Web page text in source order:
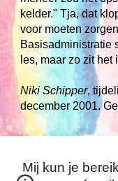
kelder." Tja, dat
voor moeten
Basisadministratie
les, maar zo zit
Niki Schipper,
december 2001.
Mij kun je